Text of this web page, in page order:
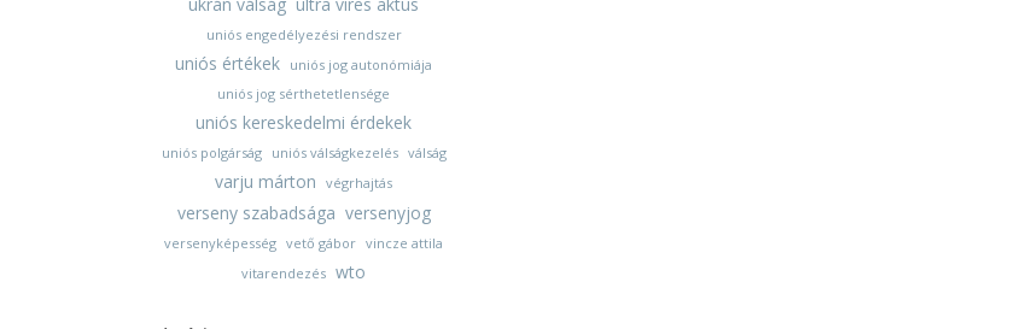
uniós engedélyezési rendszer
uniós értékek uniós jog autonómiája
uniós jog sérthetetlensége
uniós kereskedelmi érdekek
uniós polgárság uniós válságkezelés válság
varju márton végrhajtás
verseny szabadsága versenyjog
versenyképesség vető gábor vincze attila
vitarendezés wto